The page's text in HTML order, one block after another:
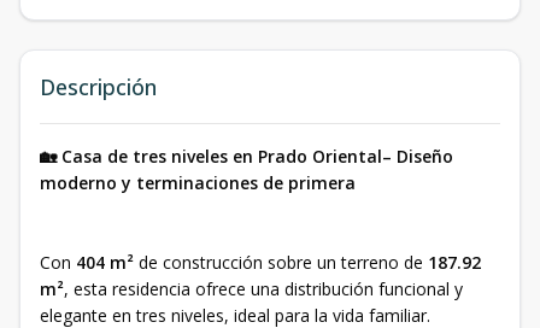
Descripción
🏡 Casa de tres niveles en Prado Oriental– Diseño
moderno y terminaciones de primera
Con 404 m² de construcción sobre un terreno de 187.92
m², esta residencia ofrece una distribución funcional y
elegante en tres niveles, ideal para la vida familiar.